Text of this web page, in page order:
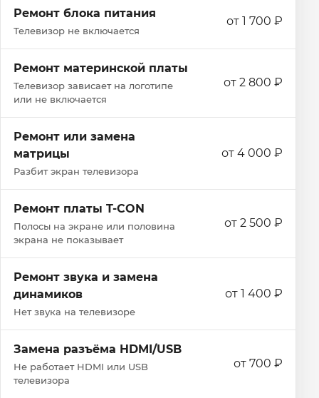
Ремонт блока питания
Телевизор не включается
от 1 700 ₽
Ремонт материнской платы
Телевизор зависает на логотипе
или не включается
от 2 800 ₽
Ремонт или замена
матрицы
Разбит экран телевизора
от 4 000 ₽
Ремонт платы T-CON
Полосы на экране или половина
экрана не показывает
от 2 500 ₽
Ремонт звука и замена
динамиков
Нет звука на телевизоре
от 1 400 ₽
Замена разъёма HDMI/USB
Не работает HDMI или USB
телевизора
от 700 ₽